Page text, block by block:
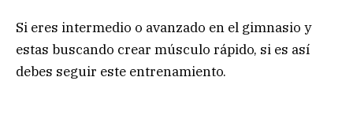
Si eres intermedio o avanzado en el gimnasio y
estas buscando crear músculo rápido, si es así
debes seguir este entrenamiento.